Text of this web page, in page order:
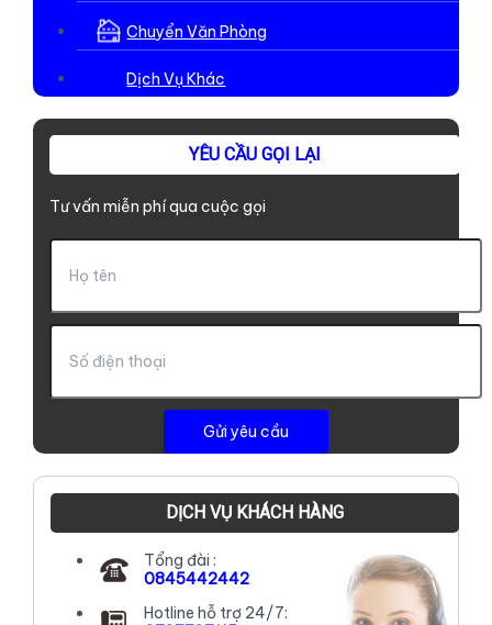
Chuyển Văn Phòng
Dịch Vụ Khác
YÊU CẦU GỌI LẠI
Tư vấn miễn phí qua cuộc gọi
DỊCH VỤ KHÁCH HÀNG
Tổng đài :
0845442442
Hotline hỗ trợ 24/7: